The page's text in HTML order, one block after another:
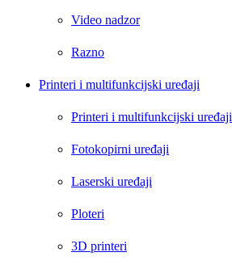
Video nadzor
Razno
Printeri i multifunkcijski uređaji
Printeri i multifunkcijski uređaji
Fotokopirni uređaji
Laserski uređaji
Ploteri
3D printeri